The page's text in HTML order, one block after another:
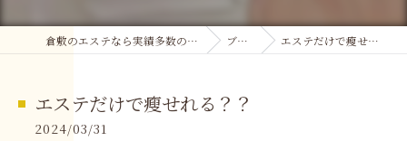
倉敷のエステなら実績多数のMerport ブログ エステだけで瘦せれる？？
エステだけで瘦せれる？？
2024/03/31